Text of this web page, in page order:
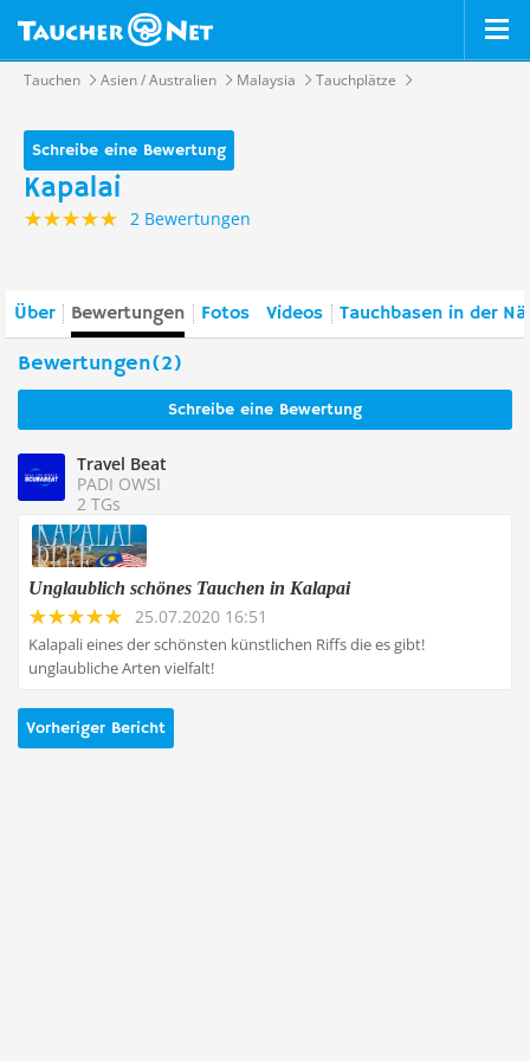
Tauchen Asien / Australien Malaysia Tauchplätze
Schreibe eine Bewertung
Kapalai
2 Bewertungen
Über Bewertungen Fotos Videos Tauchbasen in der
Bewertungen(2)
Schreibe eine Bewertung
Travel Beat
PADI OWSI
2 TGs
Unglaublich schönes Tauchen in Kalapai
25.07.2020 16:51
Kalapali eines der schönsten künstlichen Riffs die es gibt!
unglaubliche Arten vielfalt!
Vorheriger Bericht